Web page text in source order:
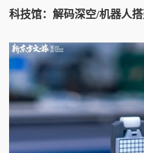
科技馆：解码深空/机器人